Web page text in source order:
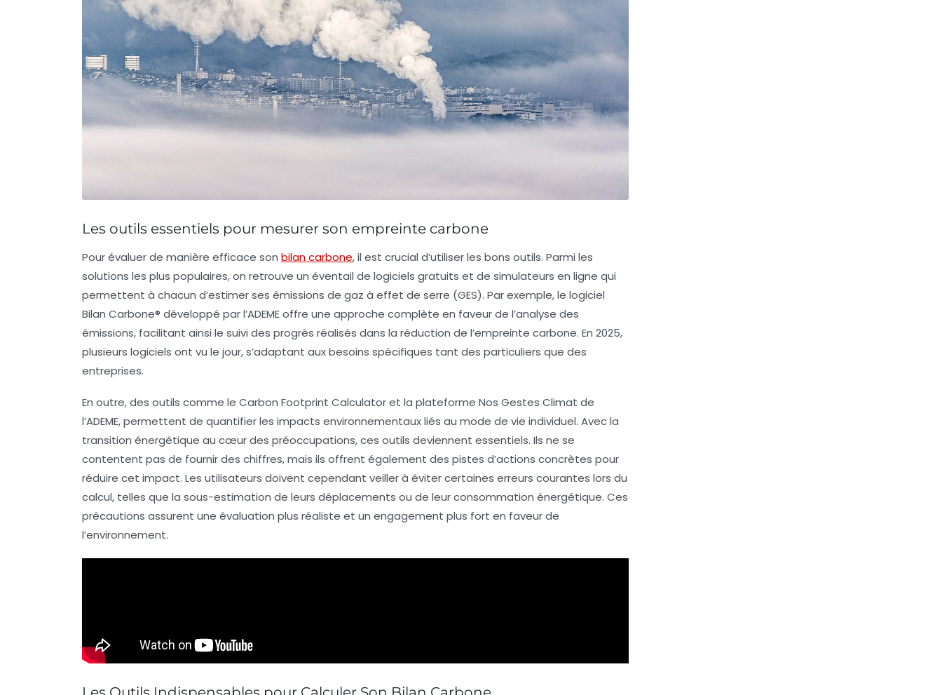
Les outils essentiels pour mesurer son empreinte carbone
Pour évaluer de manière efficace son bilan carbone, il est crucial d’utiliser les bons outils. Parmi les
solutions les plus populaires, on retrouve un éventail de logiciels gratuits et de simulateurs en ligne qui
permettent à chacun d’estimer ses émissions de gaz à effet de serre (GES). Par exemple, le logiciel
Bilan Carbone® développé par l’ADEME offre une approche complète en faveur de l’analyse des
émissions, facilitant ainsi le suivi des progrès réalisés dans la réduction de l’empreinte carbone. En 2025,
plusieurs logiciels ont vu le jour, s’adaptant aux besoins spécifiques tant des particuliers que des
entreprises.
En outre, des outils comme le Carbon Footprint Calculatoret la plateforme Nos Gestes Climat de
l’ADEME, permettent de quantifier les impacts environnementaux liés au mode de vie individuel. Avec la
transition énergétique au cœur des préoccupations, ces outils deviennent essentiels. Ils ne se
contentent pas de fournir des chiffres, mais ils offrent également des pistes d’actions concrètes pour
réduire cet impact. Les utilisateurs doivent cependant veiller à éviter certaines erreurs courantes lors du
calcul, telles que la sous-estimation de leurs déplacements ou de leur consommation énergétique. Ces
précautions assurent une évaluation plus réaliste et un engagement plus fort en faveur de
l’environnement.